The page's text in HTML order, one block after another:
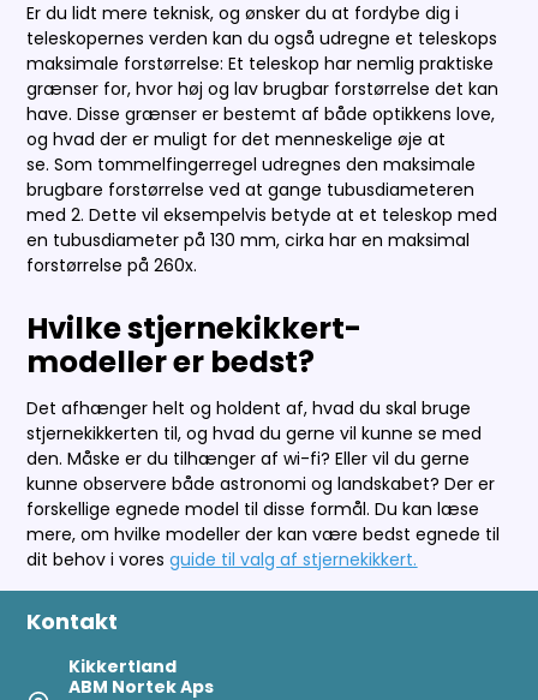
Er du lidt mere teknisk, og ønsker du at fordybe dig i
teleskopernes verden kan du også udregne et teleskops
maksimale forstørrelse: Et teleskop har nemlig praktiske
grænser for, hvor høj og lav brugbar forstørrelse det kan
have. Disse grænser er bestemt af både optikkens love,
og hvad der er muligt for det menneskelige øje at
se. Som tommelfingerregel udregnes den maksimale
brugbare forstørrelse ved at gange tubusdiameteren
med 2. Dette vil eksempelvis betyde at et teleskop med
en tubusdiameter på 130 mm, cirka har en maksimal
forstørrelse på 260x.
Hvilke stjernekikkert-
modeller er bedst?
Det afhænger helt og holdent af, hvad du skal bruge
stjernekikkerten til, og hvad du gerne vil kunne se med
den. Måske er du tilhænger af wi-fi? Eller vil du gerne
kunne observere både astronomi og landskabet? Der er
forskellige egnede model til disse formål. Du kan læse
mere, om hvilke modeller der kan være bedst egnede til
dit behov i voresguide til valg af stjernekikkert.
Kontakt
Kikkertland
ABM Nortek Aps